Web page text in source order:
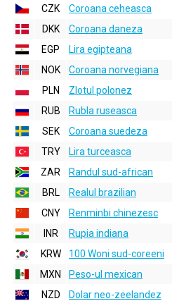
CZK
Coroana ceheasca
DKK
Coroana daneza
EGP
Lira egipteana
NOK
Coroana norvegiana
PLN
Zlotul polonez
RUB
Rubla ruseasca
SEK
Coroana suedeza
TRY
Lira turceasca
ZAR
Randul sud-african
BRL
Realul brazilian
CNY
Renminbi chinezesc
INR
Rupia indiana
KRW
100 Woni sud-coreeni
MXN
Peso-ul mexican
NZD
Dolar neo-zeelandez